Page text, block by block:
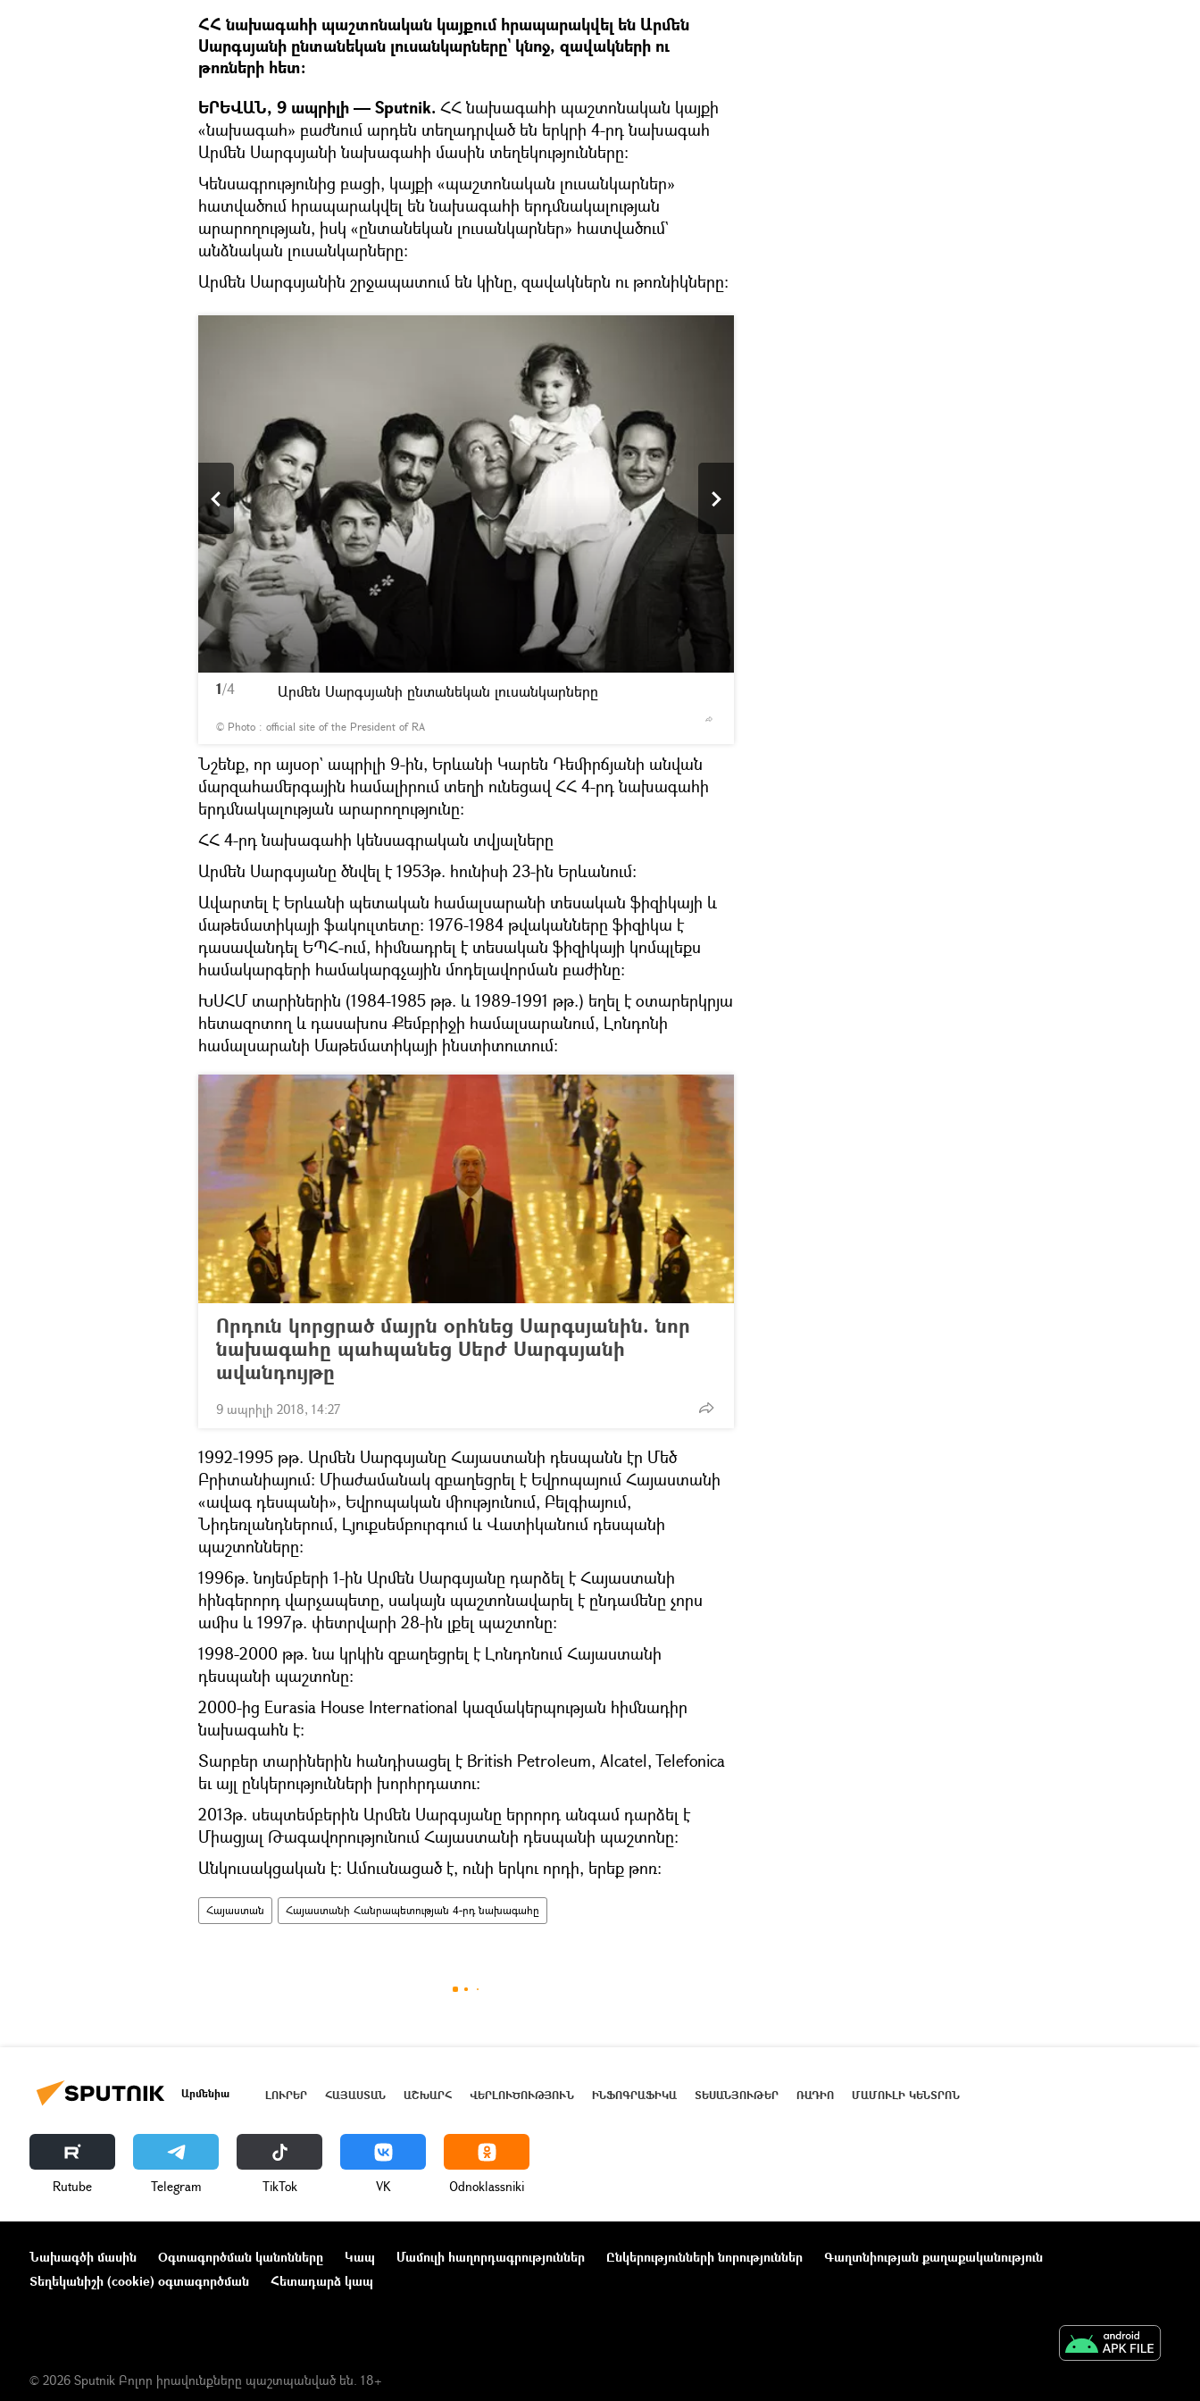
ՀՀ նախագահի պաշտոնական կայքում հրապարակվել են Արմեն
Սարգսյանի ընտանեկան լուսանկարները` կնոջ, զավակների ու
թոռների հետ։
ԵՐԵՎԱՆ, 9 ապրիլի — Sputnik. ՀՀ նախագահի պաշտոնական կայքի
«նախագահ» բաժնում արդեն տեղադրված են երկրի 4-րդ նախագահ
Արմեն Սարգսյանի նախագահի մասին տեղեկությունները։
Կենսագրությունից բացի, կայքի «պաշտոնական լուսանկարներ»
հատվածում հրապարակվել են նախագահի երդմնակալության
արարողության, իսկ «ընտանեկան լուսանկարներ» հատվածում`
անձնական լուսանկարները։
Արմեն Սարգսյանին շրջապատում են կինը, զավակներն ու թոռնիկները։
1/4
© Photo : official site of the President of RA
Արմեն Սարգսյանի ընտանեկան լուսանկարները
Նշենք, որ այսօր` ապրիլի 9-ին, Երևանի Կարեն Դեմիրճյանի անվան
մարզահամերգային համալիրում տեղի ունեցավ ՀՀ 4-րդ նախագահի
երդմնակալության արարողությունը։
ՀՀ 4-րդ նախագահի կենսագրական տվյալները
Արմեն Սարգսյանը ծնվել է 1953թ. հունիսի 23-ին Երևանում։
Ավարտել է Երևանի պետական համալսարանի տեսական ֆիզիկայի և
մաթեմատիկայի ֆակուլտետը: 1976-1984 թվականները ֆիզիկա է
դասավանդել ԵՊՀ-ում, հիմնադրել է տեսական ֆիզիկայի կոմպլեքս
համակարգերի համակարգչային մոդելավորման բաժինը:
ԽՍՀՄ տարիներին (1984-1985 թթ. և 1989-1991 թթ.) եղել է օտարերկրյա
հետազոտող և դասախոս Քեմբրիջի համալսարանում, Լոնդոնի
համալսարանի Մաթեմատիկայի ինստիտուտում:
Որդուն կորցրած մայրն օրհնեց Սարգսյանին. նոր
նախագահը պահպանեց Սերժ Սարգսյանի
ավանդույթը
9 ապրիլի 2018, 14:27
1992-1995 թթ. Արմեն Սարգսյանը Հայաստանի դեսպանն էր Մեծ
Բրիտանիայում: Միաժամանակ զբաղեցրել է Եվրոպայում Հայաստանի
«ավագ դեսպանի», Եվրոպական միությունում, Բելգիայում,
Նիդեռլանդներում, Լյուքսեմբուրգում և Վատիկանում դեսպանի
պաշտոնները:
1996թ. նոյեմբերի 1-ին Արմեն Սարգսյանը դարձել է Հայաստանի
հինգերորդ վարչապետը, սակայն պաշտոնավարել է ընդամենը չորս
ամիս և 1997թ. փետրվարի 28-ին լքել պաշտոնը:
1998-2000 թթ. նա կրկին զբաղեցրել է Լոնդոնում Հայաստանի
դեսպանի պաշտոնը:
2000-ից Eurasia House International կազմակերպության հիմնադիր
նախագահն է:
Տարբեր տարիներին հանդիսացել է British Petrօleum, Alcatel, Telefonica
եւ այլ ընկերությունների խորհրդատու:
2013թ. սեպտեմբերին Արմեն Սարգսյանը երրորդ անգամ դարձել է
Միացյալ Թագավորությունում Հայաստանի դեսպանի պաշտոնը:
Անկուսակցական է։ Ամուսնացած է, ունի երկու որդի, երեք թոռ։
Հայաստան Հայաստանի Հանրապետության 4-րդ նախագահը
Արմենիա ԼՈՒՐԵՐ ՀԱՅԱՍՏԱՆ ԱՇԽԱՐՀ ՎԵՐԼՈՒԾՈՒԹՅՈՒՆ ԻՆՖՈԳՐԱՖԻԿԱ ՏԵՍԱՆՅՈՒԹԵՐ ՌԱԴԻՈ ՄԱՄՈՒԼԻ ԿԵՆՏՐՈՆ
Rutube Telegram ТikТоk VK Odnoklassniki
Նախագծի մասին Օգտագործման կանոնները Կապ Մամուլի հաղորդագրություններ Ընկերությունների նորություններ
Գաղտնիության քաղաքականություն
Տեղեկանիշի (cookie) օգտագործման
Հետադարձ կապ
© 2026 Sputnik Բոլոր իրավունքները պաշտպանված են. 18+